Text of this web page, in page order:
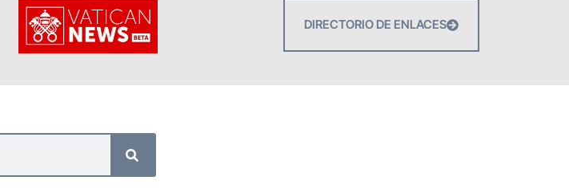
DIRECTORIO DE ENLACES